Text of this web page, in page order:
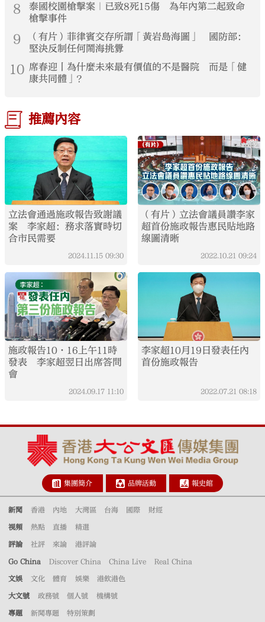
8
泰國校園槍擊案｜已致8死15傷 為年內第二起致命
槍擊事件
9
（有片）菲律賓交存所謂「黃岩島海圖」 國防部：
堅決反制任何鬧海挑釁
10 席春迎丨為什麼未來最有價值的不是醫院 而是「健
康共同體」？
推薦內容
立法會通過施政報告致謝議
案 李家超：務求落實時切
合市民需要
2024.11.15 09:30
（有片）立法會議員讚李家
超首份施政報告惠民貼地路
線圖清晰
2022.10.21 09:24
施政報告10·16上午11時
發表 李家超翌日出席答問
會
2024.09.17 11:10
李家超10月19日發表任內
首份施政報告
2022.07.21 08:18
集團簡介 品牌活動 報史館
新聞 香港 內地 大灣區 台海 國際 財經
視頻 熱點 直播 精選
評論 社評 來論 港評論
Go China Discover China China Live Real China
文娛 文化 體育 娛樂 港飲港色
大文號 政務號 個人號 機構號
專題 新聞專題 特別策劃